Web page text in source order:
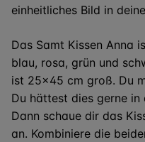
einheitliches Bild in
Das Samt Kissen Anna
blau, rosa, grün und
ist 25x45 cm groß. Du
Du hättest dies gerne
Dann schaue dir das
an. Kombiniere die